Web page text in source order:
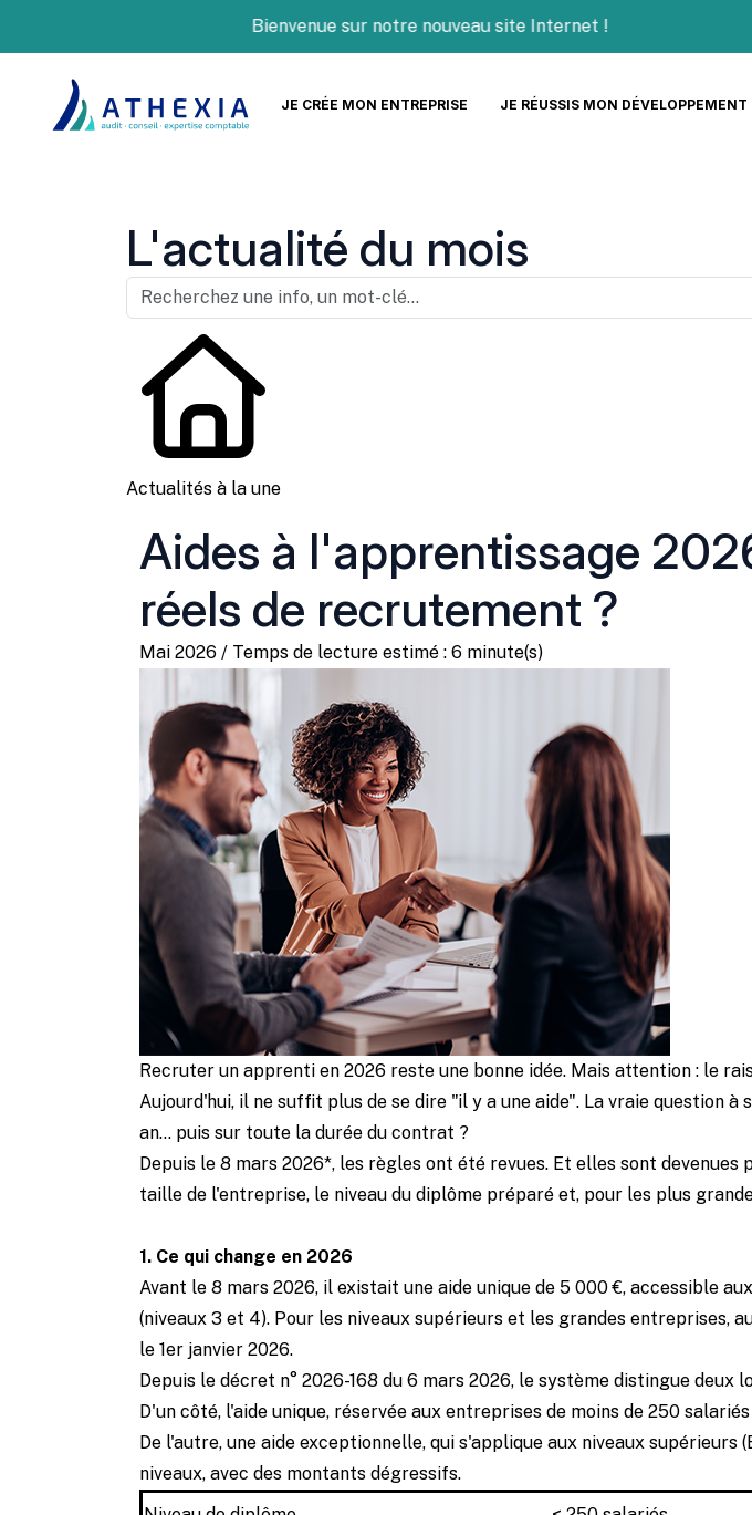
Bienvenue sur notre nouveau site Internet !
JE CRÉE MON ENTREPRISE JE RÉUSSIS MON DÉVELOPPEMENT
L'actualité du mois
Actualités à la une
Aides à l'apprentissage
réels de recrutement ?
Mai 2026 / Temps de lecture estimé : 6 minute(s)
Recruter un apprenti en 2026 reste une bonne idée. Mais attention : le
Aujourd'hui, il ne suffit plus de se dire "il y a une aide". La vraie question
an… puis sur toute la durée du contrat ?
Depuis le 8 mars 2026*, les règles ont été revues. Et elles sont
taille de l'entreprise, le niveau du diplôme préparé et, pour les plus
1. Ce qui change en 2026
Avant le 8 mars 2026, il existait une aide unique de 5 000 €, accessible
(niveaux 3 et 4). Pour les niveaux supérieurs et les grandes entreprises,
le 1er janvier 2026.
Depuis le décret n° 2026-168 du 6 mars 2026, le système distingue deux
D'un côté, l'aide unique, réservée aux entreprises de moins de 250
De l'autre, une aide exceptionnelle, qui s'applique aux niveaux
niveaux, avec des montants dégressifs.